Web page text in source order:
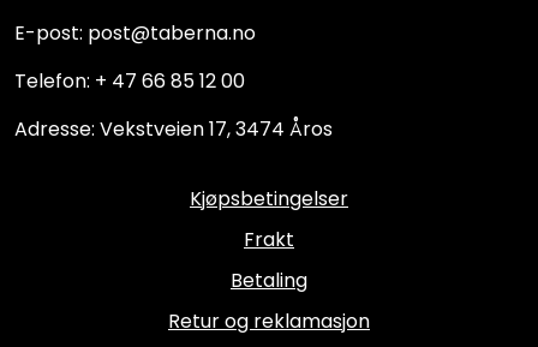
E-post: post@taberna.no
Telefon: + 47 66 85 12 00
Adresse: Vekstveien 17, 3474 Åros
Kjøpsbetingelser
Frakt
Betaling
Retur og reklamasjon